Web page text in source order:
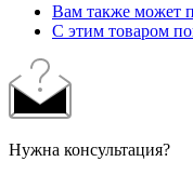
Вам также может
С этим товаром
Нужна консультация?